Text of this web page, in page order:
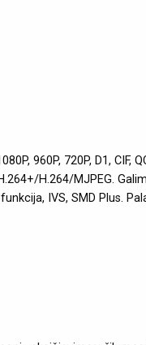
960P, 720P, D1, CIF,
H.264/MJPEG.
IVS, SMD Plus.